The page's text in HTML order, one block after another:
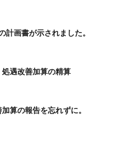
画書が示されました。
遇改善加算の精算
算の報告を忘れずに。